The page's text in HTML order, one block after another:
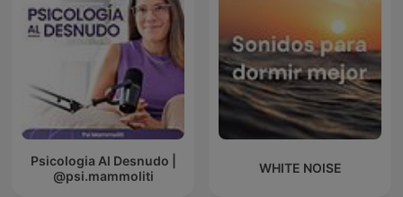
Psicologia Al Desnudo |
@psi.mammoliti
WHITE NOISE